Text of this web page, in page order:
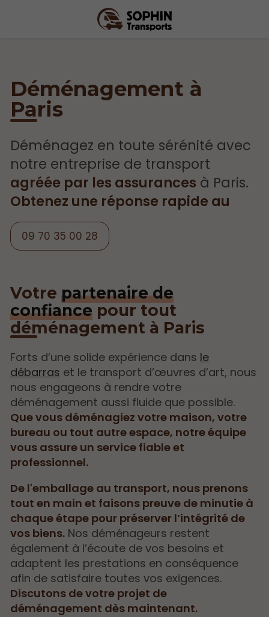
Déménagement à
Paris
Déménagez en toute sérénité avec
notre entreprise de transport
agréée par les assurances à Paris.
Obtenez une réponse rapide au
09 70 35 00 28
Votre partenaire de
confiance pour tout
déménagement à Paris
Forts d’une solide expérience dans le
débarras et le transport d’œuvres d’art, nous
nous engageons à rendre votre
déménagement aussi fluide que possible.
Que vous déménagiez votre maison, votre
bureau ou tout autre espace, notre équipe
vous assure un service fiable et
professionnel.
De l'emballage au transport, nous prenons
tout en main et faisons preuve de minutie à
chaque étape pour préserver l’intégrité de
vos biens. Nos déménageurs restent
également à l’écoute de vos besoins et
adaptent les prestations en conséquence
afin de satisfaire toutes vos exigences.
Discutons de votre projet de
déménagement dès maintenant.